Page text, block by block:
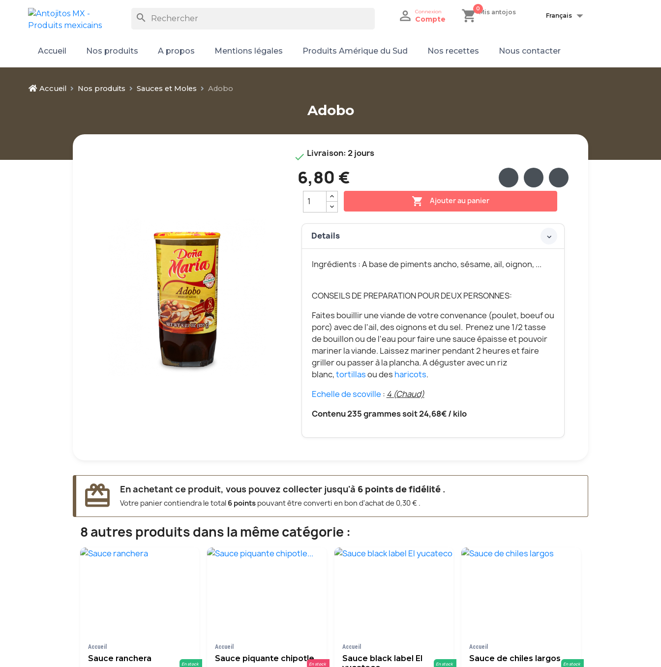
search  Connexion
Compte shopping_cart Mis antojos
0
Français 
Accueil Nos produits A propos Mentions légales Produits Amérique du Sud Nos recettes Nous contacter
Accueil Nos produits Sauces et Moles Adobo
Adobo
 Livraison: 2 jours
6,80 €
 Ajouter au panier
Details
Ingrédients : A base de piments ancho, sésame, ail, oignon, ...
CONSEILS DE PREPARATION POUR DEUX PERSONNES:
Faites bouillir une viande de votre convenance (poulet, boeuf ou
porc) avec de l'ail, des oignons et du sel. Prenez une 1/2 tasse
de bouillon ou de l'eau pour faire une sauce épaisse et pouvoir
mariner la viande. Laissez mariner pendant 2 heures et faire
griller ou passeràla plancha. A déguster avec un riz
blanc,tortillasou des haricots.
Echelle de scoville : 4 (Chaud)
Contenu 235 grammes soit 24,68€ / kilo
redeem En achetant ce produit, vous pouvez collecter jusqu'à 6 points de fidélité .
Votre panier contiendra le total 6 points pouvant être converti en bon d'achat de 0,30 € .
8 autres produits dans la même catégorie :
Accueil
Sauce ranchera
En stock
Accueil
Sauce piquante chipotle...
En stock
Accueil
Sauce black label El
En stock
Accueil
Sauce de chiles largos
En stock